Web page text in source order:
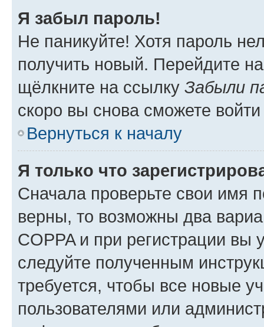
Я забыл пароль!
Не паникуйте! Хотя пароль
получить новый. Перейдите
щёлкните на ссылку Забыли
скоро вы снова сможете
Вернуться к началу
Я только что
Сначала проверьте свои имя
верны, то возможны два
COPPA и при регистрации вы
следуйте полученным
требуется, чтобы все новые
пользователями или